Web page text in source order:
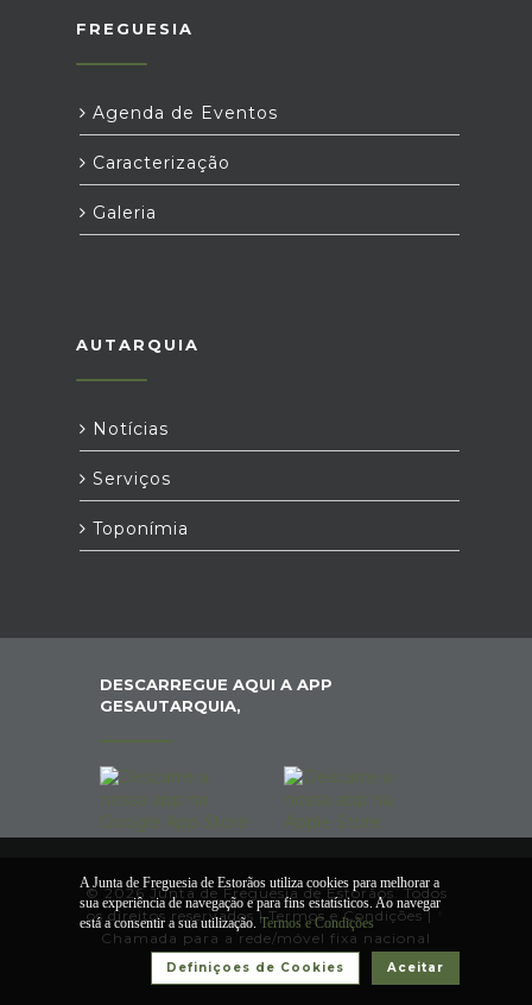
FREGUESIA
Agenda de Eventos
Caracterização
Galeria
AUTARQUIA
Notícias
Serviços
Toponímia
DESCARREGUE AQUI A APP
GESAUTARQUIA,
© 2026 Junta de Freguesia de Estorãos. Todos
os direitos reservados |Termos e Condições|
Chamada para a rede/móvel fixa nacional
A Junta de Freguesia de Estorãos utiliza cookies para melhorar a
sua experiência de navegação e para fins estatísticos. Ao navegar
está a consentir a sua utilização. Termos e Condições
Aceitar
Definiçoes de Cookies